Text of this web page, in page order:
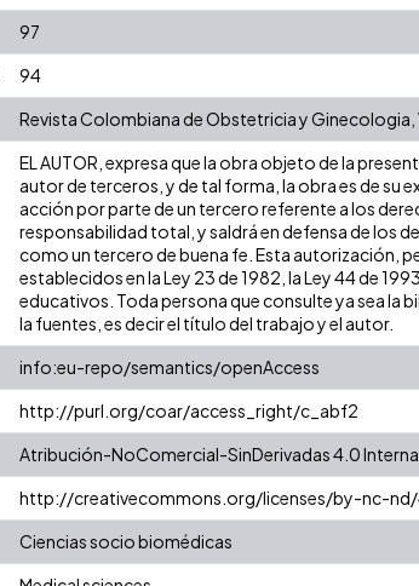
97
94
Revista Colombiana de Obstetricia y Ginecologia,
EL AUTOR, expresa que la obra objeto de la
autor de terceros, y de tal forma, la obra es de su
acción por parte de un tercero referente a los
responsabilidad total, y saldrá en defensa de los
como un tercero de buena fe. Esta autorización,
establecidos en la Ley 23 de 1982, la Ley 44 de
educativos. Toda persona que consulte ya sea
la fuentes, es decir el título del trabajo y el autor.
info:eu-repo/semantics/openAccess
http://purl.org/coar/access_right/c_abf2
Atribución-NoComercial-SinDerivadas 4.0
http://creativecommons.org/licenses/by-nc-
Ciencias socio biomédicas